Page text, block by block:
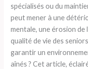
spécialisés ou du
peut mener à une
mentale, une érosion
qualité de vie des
garantir un
aînés ? Cet article,